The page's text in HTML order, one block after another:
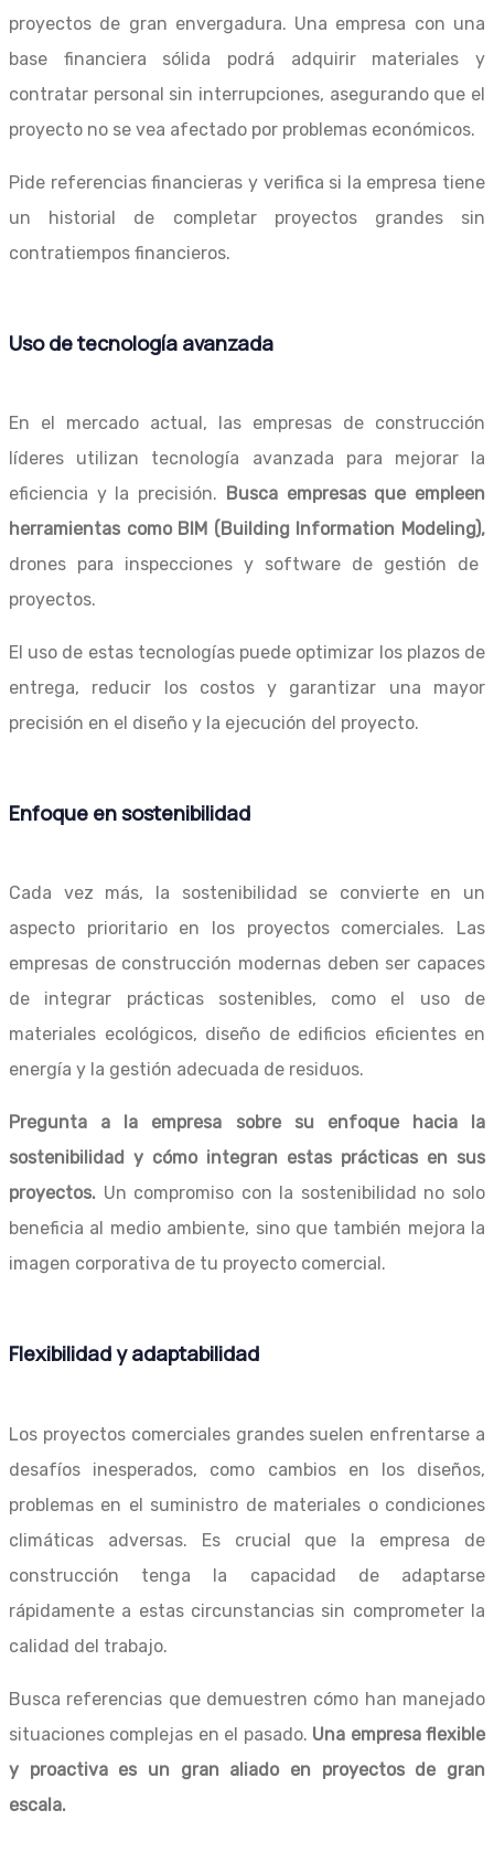
proyectos de gran envergadura. Una empresa con una
base financiera sólida podrá adquirir materiales y
contratar personal sin interrupciones, asegurando que el
proyecto no se vea afectado por problemas económicos.
Pide referencias financieras y verifica si la empresa tiene
un historial de completar proyectos grandes sin
contratiempos financieros.
Uso de tecnología avanzada
En el mercado actual, las empresas de construcción
líderes utilizan tecnología avanzada para mejorar la
eficiencia y la precisión. Busca empresas que empleen
herramientas como BIM (Building Information Modeling),
drones para inspecciones y software de gestión de
proyectos.
El uso de estas tecnologías puede optimizar los plazos de
entrega, reducir los costos y garantizar una mayor
precisión en el diseño y la ejecución del proyecto.
Enfoque en sostenibilidad
Cada vez más, la sostenibilidad se convierte en un
aspecto prioritario en los proyectos comerciales. Las
empresas de construcción modernas deben ser capaces
de integrar prácticas sostenibles, como el uso de
materiales ecológicos, diseño de edificios eficientes en
energía y la gestión adecuada de residuos.
Pregunta a la empresa sobre su enfoque hacia la
sostenibilidad y cómo integran estas prácticas en sus
proyectos. Un compromiso con la sostenibilidad no solo
beneficia al medio ambiente, sino que también mejora la
imagen corporativa de tu proyecto comercial.
Flexibilidad y adaptabilidad
Los proyectos comerciales grandes suelen enfrentarse a
desafíos inesperados, como cambios en los diseños,
problemas en el suministro de materiales o condiciones
climáticas adversas. Es crucial que la empresa de
construcción tenga la capacidad de adaptarse
rápidamente a estas circunstancias sin comprometer la
calidad del trabajo.
Busca referencias que demuestren cómo han manejado
situaciones complejas en el pasado. Una empresa flexible
y proactiva es un gran aliado en proyectos de gran
escala.